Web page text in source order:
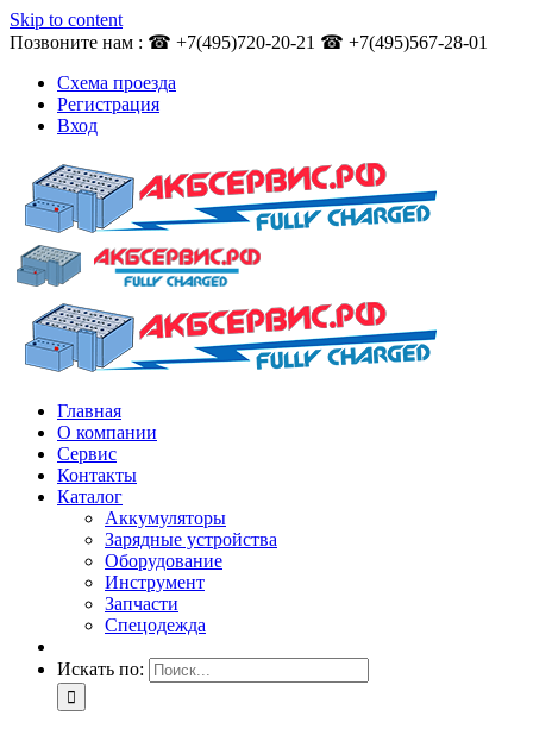
Skip to content
Позвоните нам : ☎ +7(495)720-20-21 ☎ +7(495)567-28-01
Схема проезда
Регистрация
Вход
Главная
О компании
Сервис
Контакты
Каталог
Аккумуляторы
Зарядные устройства
Оборудование
Инструмент
Запчасти
Спецодежда
Искать по: